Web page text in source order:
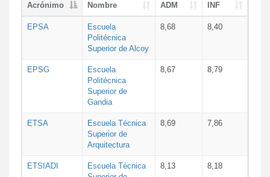
Acrónimo Nombre ADM INF
EPSA
Escuela
Politécnica
Superior de Alcoy
8,68 8,40
EPSG
Escuela
Politécnica
Superior de
Gandia
8,67 8,79
ETSA
Escuela Técnica
Superior de
Arquitectura
8,69 7,86
ETSIADI
Escuela Técnica
8,13 8,18